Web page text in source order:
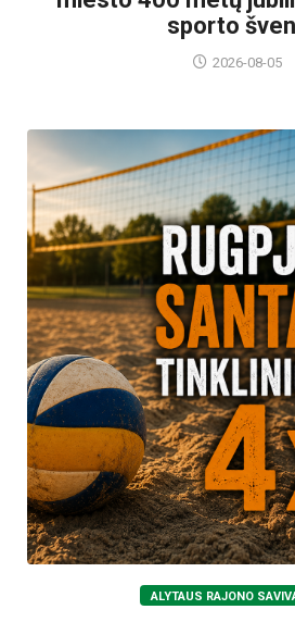
sporto
2026-08-05
ALYTAUS RAJONO